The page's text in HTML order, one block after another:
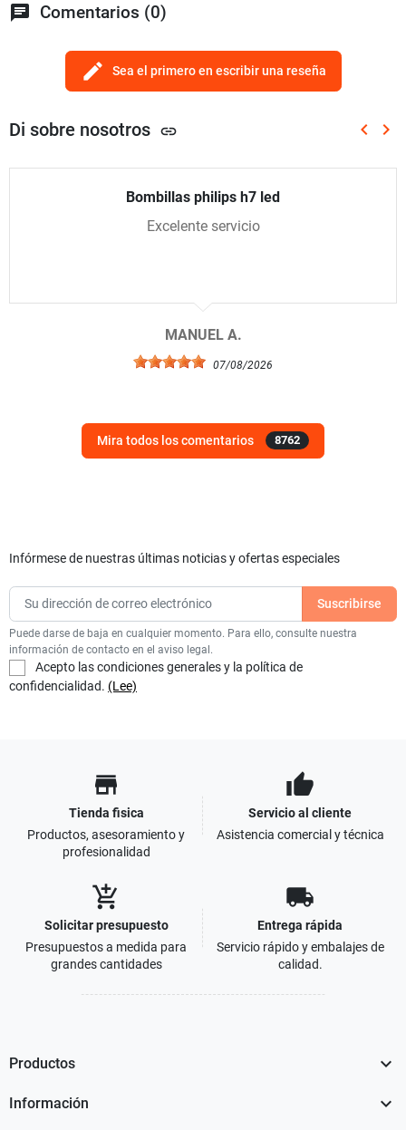
chat Comentarios (0)
edit Sea el primero en escribir una reseña
Di sobre nosotros link keyboard_arrow_left keyboard_arrow_right
Bombillas philips h7 led
Excelente servicio
MANUEL A.
07/08/2026
Mira todos los comentarios 8762
Infórmese de nuestras últimas noticias y ofertas especiales
Puede darse de baja en cualquier momento. Para ello, consulte nuestra
información de contacto en el aviso legal.
Acepto las condiciones generales y la política de
confidencialidad. (Lee)
store
Tienda fisica
Productos, asesoramiento y
profesionalidad
thumb_up
Servicio al cliente
Asistencia comercial y técnica
add_shopping_cart
Solicitar presupuesto
Presupuestos a medida para
grandes cantidades
local_shipping
Entrega rápida
Servicio rápido y embalajes de
calidad.
Productos 
Información 